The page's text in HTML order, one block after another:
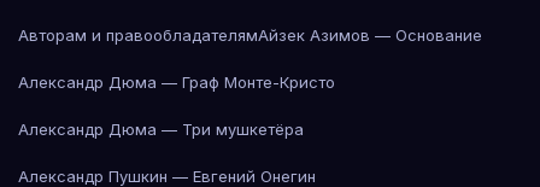
Авторам и правообладателямАйзек Азимов — Основание
Александр Дюма — Граф Монте-Кристо
Александр Дюма — Три мушкетёра
Александр Пушкин — Евгений Онегин